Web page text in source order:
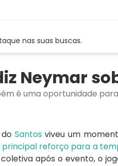
nas suas buscas.
Neymar
é uma oportunidade
Santosviveu um
reforço para a
após o evento, o